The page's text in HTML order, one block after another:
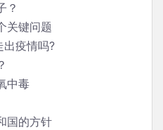
？
关键问题
出疫情吗?
中毒
国的方针